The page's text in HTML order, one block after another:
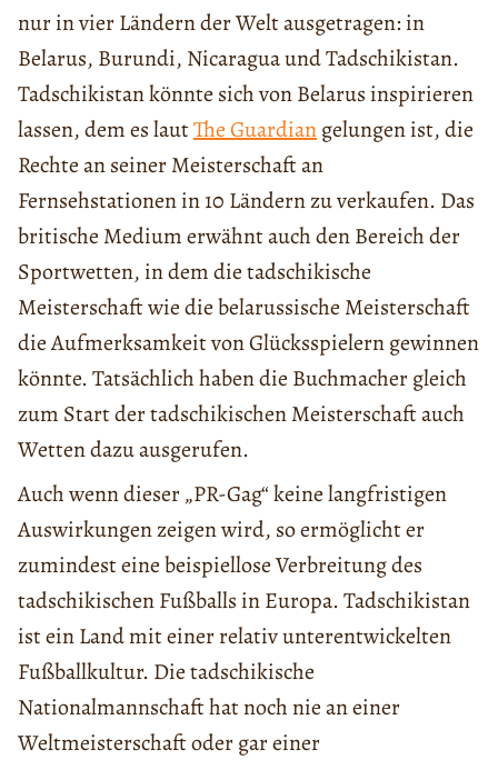
nur in vier Ländern der Welt ausgetragen: in
Belarus, Burundi, Nicaragua und Tadschikistan.
Tadschikistan könnte sich von Belarus inspirieren
lassen, dem es lautThe Guardiangelungen ist, die
Rechte an seiner Meisterschaft an
Fernsehstationen in 10 Ländern zu verkaufen. Das
britische Medium erwähnt auch den Bereich der
Sportwetten, in dem die tadschikische
Meisterschaft wie die belarussische Meisterschaft
die Aufmerksamkeit von Glücksspielern gewinnen
könnte. Tatsächlich haben die Buchmacher gleich
zum Start der tadschikischen Meisterschaft auch
Wetten dazu ausgerufen.
Auch wenn dieser „PR-Gag“ keine langfristigen
Auswirkungen zeigen wird, so ermöglicht er
zumindest eine beispiellose Verbreitung des
tadschikischen Fußballs in Europa. Tadschikistan
ist ein Land mit einer relativ unterentwickelten
Fußballkultur. Die tadschikische
Nationalmannschaft hat noch nie an einer
Weltmeisterschaft oder gar einer